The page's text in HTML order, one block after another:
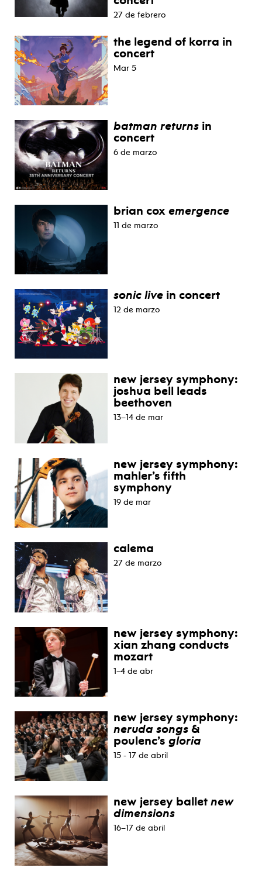
27 de febrero
the legend of korra in
concert
Mar 5
batman returns in
concert
6 de marzo
brian coxemergence
11 de marzo
sonic live in concert
12 de marzo
new jersey symphony:
joshua bell leads
beethoven
13–14 de mar
new jersey symphony:
mahler’s fifth
symphony
19 de mar
calema
27 de marzo
new jersey symphony:
xian zhang conducts
mozart
1–4 de abr
new jersey symphony:
neruda songs &
poulenc’sgloria
15 - 17 de abril
new jersey balletnew
dimensions
16–17 de abril